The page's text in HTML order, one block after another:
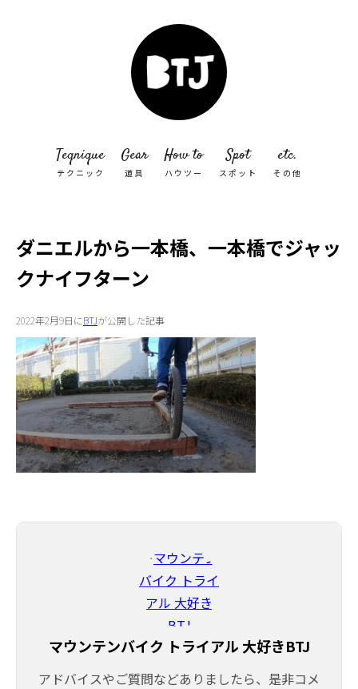
Teqnique
テクニック
Gear
道具
How to
ハウツー
Spot
スポット
etc.
その他
ダニエルから一本橋、一本橋でジャッ
クナイフターン
2022年2月9日にBTJが公開した記事
マウンテンバイク トライアル 大好きBTJ
アドバイスやご質問などありましたら、是非コメ